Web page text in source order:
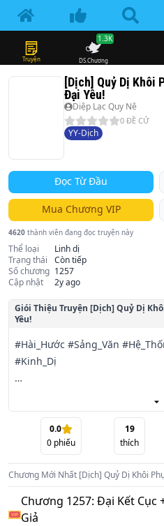
Truyện DS.Chương
1.3K
[Dịch] Quỷ Dị Khôi
Đại Yêu!
Diệp Lạc Quy Nê
0 ĐỀ CỬ
YY-Dịch
Đọc Từ Đầu
Mua Chương VIP
4620 thành viên đang đọc truyện này
Thể loại
Linh dị
Trạng thái
Còn tiếp
Số chương 1257
Cập nhật
2y ago
Giói Thiệu Truyện [Dịch] Quỷ Dị
Yêu!
#Hài_Hước #Sảng_Văn
#Kinh_Dị
Âm khí bạo phát, yêu ma quỷ
khu khủng bố sừng sững gi
0.0
0 phiếu
19
thích
Chương Mới Nhất [Dịch] Quỷ Dị Khôi
Chương 1257: Đại Kết Cục
Giả